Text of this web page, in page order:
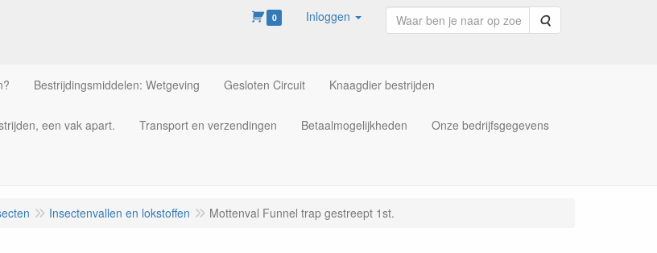
0 Inloggen Zoeken
Bestrijdingsmiddelen: Wetgeving Gesloten Circuit Knaagdier bestrijden
een vak apart. Transport en verzendingen Betaalmogelijkheden Onze bedrijfsgegevens
Insectenvallen en lokstoffen Mottenval Funnel trap gestreept 1st.